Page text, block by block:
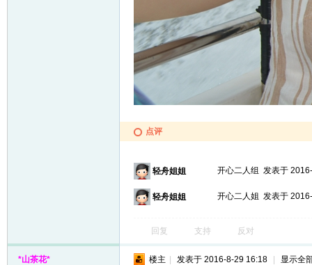
点评
轻舟姐姐 开心二人组 发表于
轻舟姐姐 开心二人姐 发表于
回复 支持 反对
*山茶花* 楼主 发表于 2016-8-29 16:18 显示全